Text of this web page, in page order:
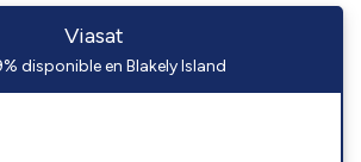
Viasat
disponible en Blakely Island